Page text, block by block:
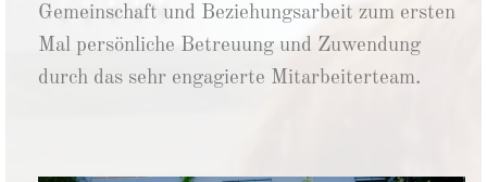
Gemeinschaft und Beziehungsarbeit zum ersten
Mal persönliche Betreuung und Zuwendung
durch das sehr engagierte Mitarbeiterteam.